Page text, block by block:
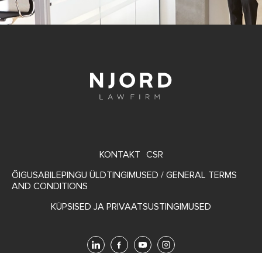
MENU
KONTAKT CSR
ÕIGUSABILEPINGU ÜLDTINGIMUSED / GENERAL TERMS
AND CONDITIONS
KÜPSISED JA PRIVAATSUSTINGIMUSED